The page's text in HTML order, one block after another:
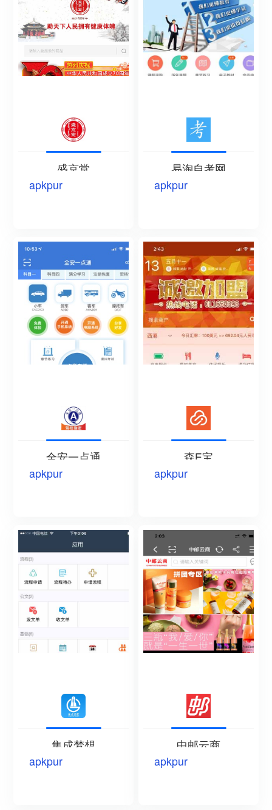
盛京堂
apkpur
易淘自考网
apkpur
全安一点通
apkpur
森E宝
apkpur
集成梦想
apkpur
中邮云商
apkpur